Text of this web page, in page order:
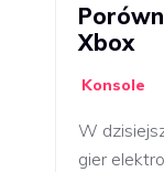
Xbox
Konsole
W
gier